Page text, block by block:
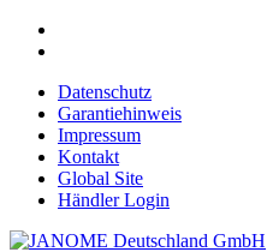
Datenschutz
Garantiehinweis
Impressum
Kontakt
Global Site
Händler Login